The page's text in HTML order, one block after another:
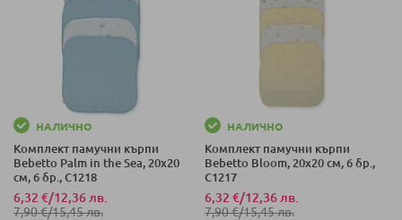
НАЛИЧНО
Комплект памучни кърпи
Bebetto Palm in the Sea, 20х20
см, 6 бр., C1218
6,32 €/12,36 лв.
7,90 €/15,45 лв.
НАЛИЧНО
Комплект памучни кърпи
Bebetto Bloom, 20х20 см, 6 бр.,
C1217
6,32 €/12,36 лв.
7,90 €/15,45 лв.